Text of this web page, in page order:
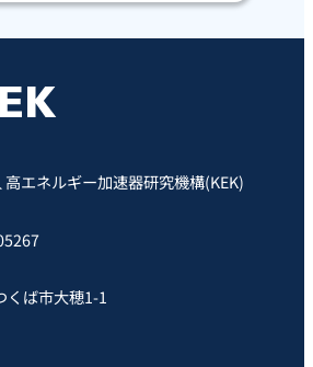
エネルギー加速器研究機構(KEK)
ば市大穂1-1